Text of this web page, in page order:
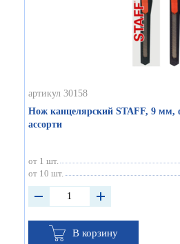
артикул 30158
Нож канцелярский STAFF, 9 мм,
ассорти
от 1 шт.
от 10 шт.
В корзину